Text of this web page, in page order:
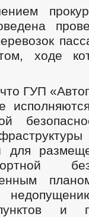
ходе
ГУП
пунктов и